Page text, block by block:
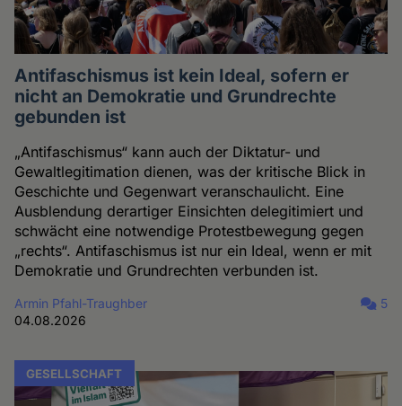
Antifaschismus ist kein Ideal, sofern er
nicht an Demokratie und Grundrechte
gebunden ist
„Antifaschismus“ kann auch der Diktatur- und
Gewaltlegitimation dienen, was der kritische Blick in
Geschichte und Gegenwart veranschaulicht. Eine
Ausblendung derartiger Einsichten delegitimiert und
schwächt eine notwendige Protestbewegung gegen
„rechts“. Antifaschismus ist nur ein Ideal, wenn er mit
Demokratie und Grundrechten verbunden ist.
Armin Pfahl-Traughber
04.08.2026
5
GESELLSCHAFT